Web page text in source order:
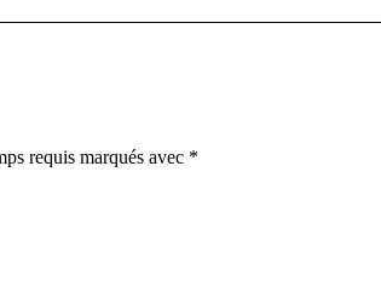
requis marqués avec *